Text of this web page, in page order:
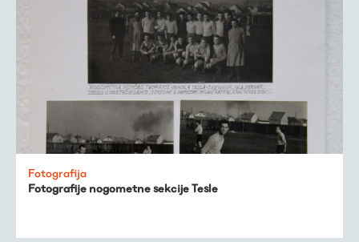
Fotografija
Fotografije nogometne sekcije Tesle